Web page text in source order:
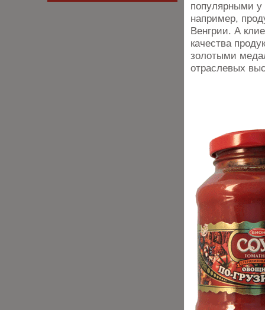
популярными у
например,
Венгрии. А
качества
золотыми
отраслевых